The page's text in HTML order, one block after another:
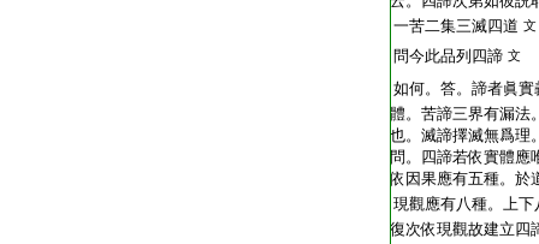
一苦二集三滅四道 文
問今此品列四諦 文
如何。答。諦者眞實
體。苦諦三界有漏法
也。滅諦擇滅無爲
問。四諦若依實體應
依因果應有五種。於
現觀應有八種。上
復次依現觀故建立四